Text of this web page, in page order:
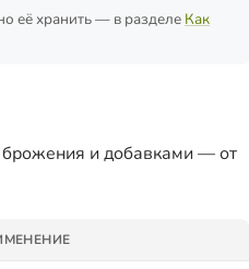
её хранить — в разделе Как
брожения и добавками — от